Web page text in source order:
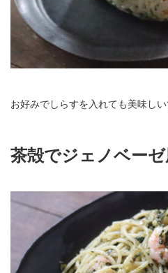
お好みでしらすを入れても美味しい
茶殻でジェノベー